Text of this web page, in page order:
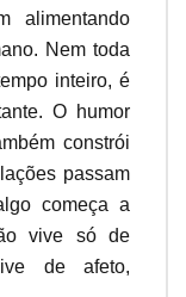
alimentando
Nem toda
inteiro, é
O humor
constrói
passam
começa a
vive só de
de afeto,